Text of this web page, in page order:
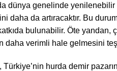
dünya genelinde
daha da artıracaktır. Bu
bulunabilir. Öte yandan,
daha verimli hale gelmesini
hurda demir